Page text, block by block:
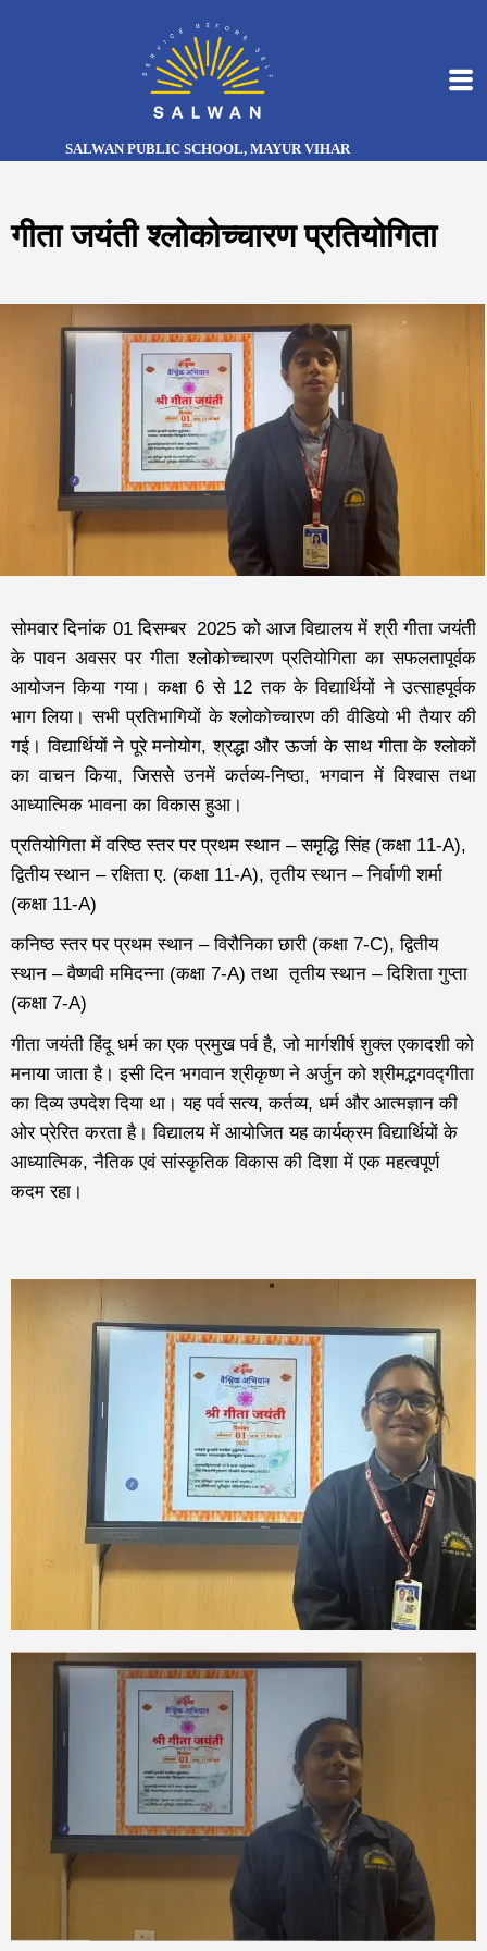
SALWAN PUBLIC SCHOOL, MAYUR VIHAR
गीता जयंती श्लोकोच्चारण प्रतियोगिता
सोमवार दिनांक 01 दिसम्बर 2025 को आज विद्यालय में श्री गीता जयंती
के पावन अवसर पर गीता श्लोकोच्चारण प्रतियोगिता का सफलतापूर्वक
आयोजन किया गया। कक्षा 6 से 12 तक के विद्यार्थियों ने उत्साहपूर्वक
भाग लिया। सभी प्रतिभागियों के श्लोकोच्चारण की वीडियो भी तैयार की
गई। विद्यार्थियों ने पूरे मनोयोग, श्रद्धा और ऊर्जा के साथ गीता के श्लोकों
का वाचन किया, जिससे उनमें कर्तव्य-निष्ठा, भगवान में विश्वास तथा
आध्यात्मिक भावना का विकास हुआ।
प्रतियोगिता में वरिष्ठ स्तर पर प्रथम स्थान – समृद्धि सिंह (कक्षा 11-A),
द्वितीय स्थान – रक्षिता ए. (कक्षा 11-A), तृतीय स्थान – निर्वाणी शर्मा
(कक्षा 11-A)
कनिष्ठ स्तर पर प्रथम स्थान – विरौनिका छारी (कक्षा 7-C), द्वितीय
स्थान – वैष्णवी ममिदन्ना (कक्षा 7-A) तथा तृतीय स्थान – दिशिता गुप्ता
(कक्षा 7-A)
गीता जयंती हिंदू धर्म का एक प्रमुख पर्व है, जो मार्गशीर्ष शुक्ल एकादशी को
मनाया जाता है। इसी दिन भगवान श्रीकृष्ण ने अर्जुन को श्रीमद्भगवद्गीता
का दिव्य उपदेश दिया था। यह पर्व सत्य, कर्तव्य, धर्म और आत्मज्ञान की
ओर प्रेरित करता है। विद्यालय में आयोजित यह कार्यक्रम विद्यार्थियों के
आध्यात्मिक, नैतिक एवं सांस्कृतिक विकास की दिशा में एक महत्वपूर्ण
कदम रहा।